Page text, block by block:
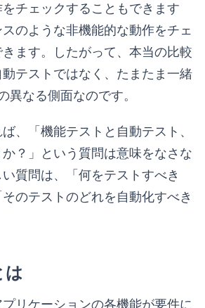
チェックすることもできます
のような非機能的な動作をチェ
ます。したがって、本当の比較
テストではなく、たまたま一緒
異なる側面なのです。
、「機能テストと自動テスト、
？」という質問は意味をなさな
質問は、「何をテストすべき
のテストのどれを自動化すべき
は
リケーションの各機能が要件に